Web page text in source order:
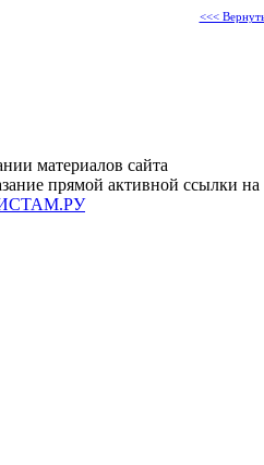
<<<
материалов сайта
прямой активной ссылки на